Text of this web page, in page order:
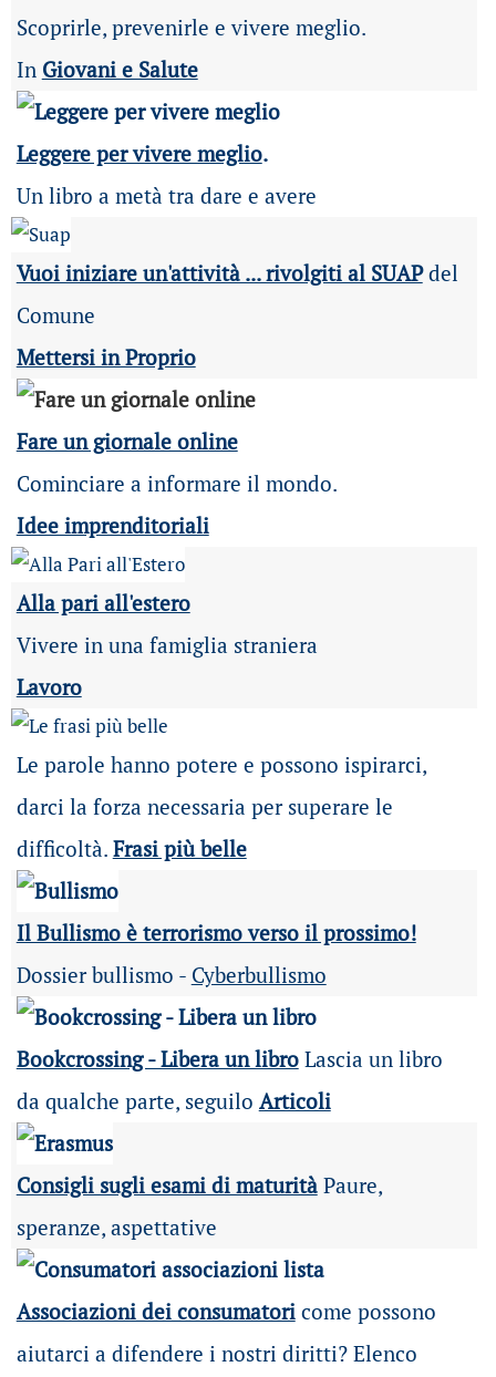
Scoprirle, prevenirle e vivere meglio.
In Giovani e Salute
Leggere per vivere meglio.
Un libro a metà tra dare e avere
Vuoi iniziare un'attività ... rivolgiti al SUAPdel
Comune
Mettersi in Proprio
Fare un giornale online
Cominciare a informare il mondo.
Idee imprenditoriali
Alla pari all'estero
Vivere in una famiglia straniera
Lavoro
Le parole hanno potere e possono ispirarci,
darci la forza necessaria per superare le
difficoltà. Frasi più belle
Il Bullismo è terrorismo verso il prossimo!
Dossier bullismo - Cyberbullismo
Bookcrossing - Libera un libroLascia un libro
da qualche parte, seguilo Articoli
Consigli sugli esami di maturità Paure,
speranze, aspettative
Associazioni dei consumatoricome possono
aiutarci a difendere i nostri diritti? Elenco